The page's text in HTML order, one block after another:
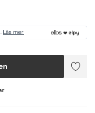
Läs mer
Lägg